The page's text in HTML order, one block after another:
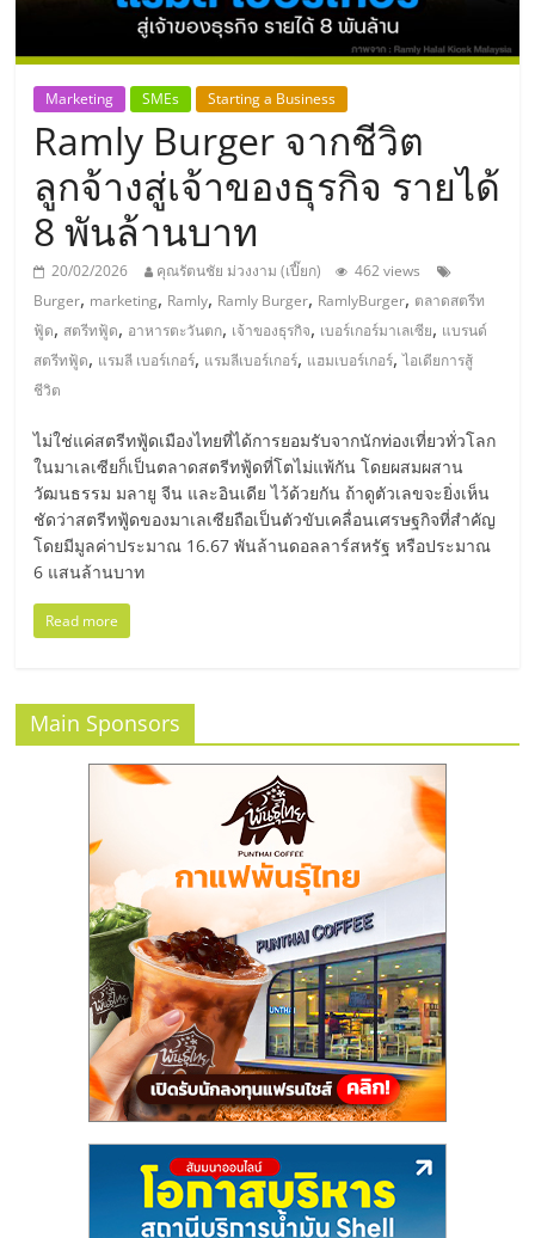
ธุรกิจ
เอ
ส
เอ็
มอี
ไทย,
SMEs,
แฟ
รน
ไชส์,
ที่
แฟ
ไชส์,
รวม
แฟ
Marketing SMEs Starting a Business
Ramly Burger จากชีวิต
ลูกจ้างสู่เจ้าของธุรกิจ รายได้
8 พันล้านบาท
20/02/2026 คุณรัตนชัย ม่วงงาม (เปี๊ยก)
462 views
Burger, marketing, Ramly, Ramly Burger, RamlyBurger, ตลาดสตรีท
ฟู้ด, สตรีทฟู้ด, อาหารตะวันตก, เจ้าของธุรกิจ, เบอร์เกอร์มาเลเซีย, แบรนด์
สตรีทฟู้ด, แรมลี เบอร์เกอร์, แรมลีเบอร์เกอร์, แฮมเบอร์เกอร์,ไอเดียการสู้
ชีวิต
ไม่ใช่แค่สตรีทฟู้ดเมืองไทยที่ได้การยอมรับจากนักท่องเที่ยวทั่วโลก
ในมาเลเซียก็เป็นตลาดสตรีทฟู้ดที่โตไม่แพ้กัน โดยผสมผสาน
วัฒนธรรม มลายู จีน และอินเดีย ไว้ด้วยกัน ถ้าดูตัวเลขจะยิ่งเห็น
ชัดว่าสตรีทฟู้ดของมาเลเซียถือเป็นตัวขับเคลื่อนเศรษฐกิจที่สำคัญ
โดยมีมูลค่าประมาณ 16.67 พันล้านดอลลาร์สหรัฐ หรือประมาณ
6 แสนล้านบาท
Read more
Main Sponsors